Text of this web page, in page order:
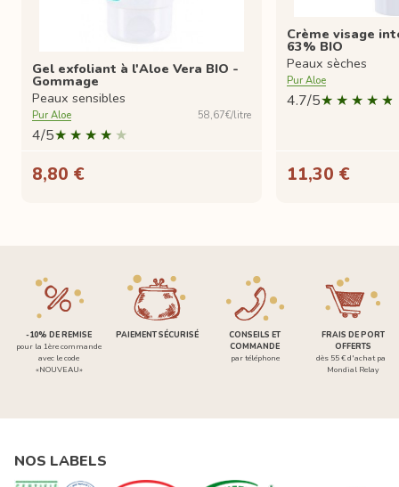
Gel exfoliant à l'Aloe Vera BIO -
Gommage
Peaux sensibles
Pur Aloe 58,67€/litre
4/5
8,80 €
Crème visage
63% BIO
Peaux sèches
Pur Aloe
4.7/5
11,30 €
-10% DE REMISE
pour la 1ère commande
avec le code
«NOUVEAU»
PAIEMENT SÉCURISÉ
CONSEILS ET
COMMANDE
par téléphone
FRAIS DE PORT
OFFERTS
dès 55 € d'achat par
Mondial Relay
NOS LABELS